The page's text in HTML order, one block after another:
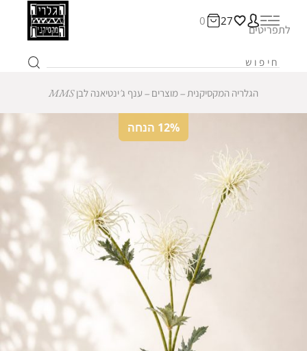
27
0
לתפריטים
הגלריה המקסיקנית ‒מוצרים ‒ ענף ג'ינטיאנה לבן MMS
12% הנחה